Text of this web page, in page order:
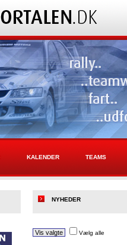
KALENDER TEAMS
NYHEDER
Vælg alle